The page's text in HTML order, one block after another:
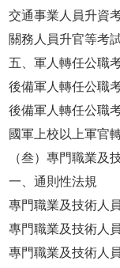
交通事業人員升資考試
關務人員升官等考試規
五、軍人轉任公職
後備軍人轉任公職考試
後備軍人轉任公職考
國軍上校以上軍官
（叁）專門職業及
一、通則性法規
專門職業及技術人員考
專門職業及技術人員
專門職業及技術人員